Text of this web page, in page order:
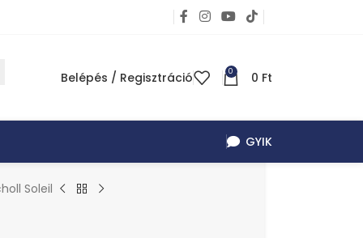
Belépés / Regisztráció 0 0 Ft
GYIK
Soleil